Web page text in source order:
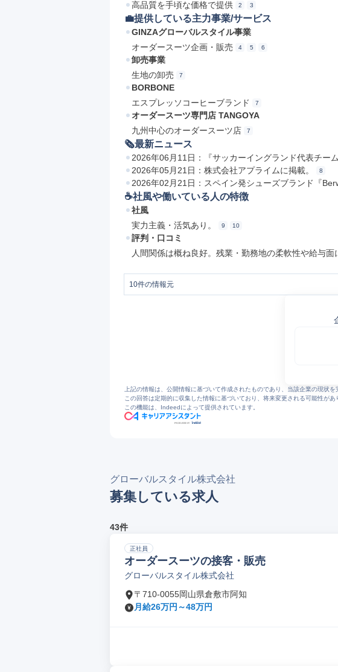
高品質を手頃な価格で提供 2 3
💼提供している主力事業/サービス
GINZAグローバルスタイル事業
オーダースーツ企画・販売
4 5 6
卸売事業
生地の卸売
7
BORBONE
エスプレッソコーヒーブランド
7
オーダースーツ専門店 TANGOYA
九州中心のオーダースーツ店
7
🗞最新ニュース
2026年06月11日：『サッカーイングランド代表チー
2026年05月21日：株式会社アプライムに掲載。
8
2026年02月21日：スペイン発シューズブランド『
☕️社風や働いている人の特徴
社風
実力主義・活気あり。
9 10
評判・口コミ
人間関係は概ね良好。残業・勤務地の柔軟性や給与面
10件の情報元
オーダースーツならGlobal Style（グローバルスタイル）
9
グローバルスタイルの評判・口コミ - エン カイシャの評判
10
上記の情報は、公開情報に基づいて作成されたものであり、当該企業の現状
この回答は定期的に収集した情報に基づいており、将来変更される可能性があ
この機能は、Indeedによって提供されています。
グローバルスタイル株式会社
募集している求人
43件
正社員
オーダースーツの接客・販売
グローバルスタイル株式会社
〒710-0055岡山県倉敷市阿知
月給26万円～48万円